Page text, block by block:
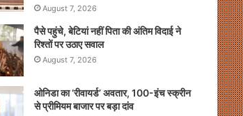
August 7, 2026
पैसे पहुंचे, बेटियां नहीं पिता की अंतिम विदाई ने
रिश्तों पर उठाए सवाल
August 7, 2026
ओनिडा का ‘रीवायर्ड’ अवतार, 100-इंच स्क्रीन
से प्रीमियम बाजार पर बड़ा दांव